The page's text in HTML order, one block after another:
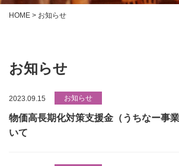
HOME > お知らせ
お知らせ
2023.09.15 お知らせ
物価高長期化対策支援金（うちなー事
いて